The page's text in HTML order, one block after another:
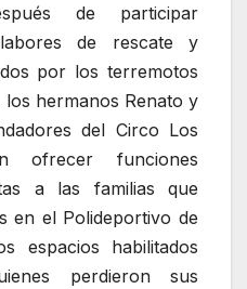
de participar
de rescate y
por los terremotos
hermanos Renato y
del Circo Los
ofrecer funciones
a las familias que
en el Polideportivo de
espacios habilitados
perdieron sus